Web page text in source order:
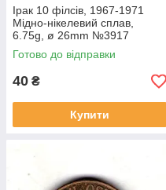
Ірак 10 філсів, 1967-1971
Мідно-нікелевий сплав,
6.75g, ø 26mm №3917
Готово до відправки
40 ₴
Купити